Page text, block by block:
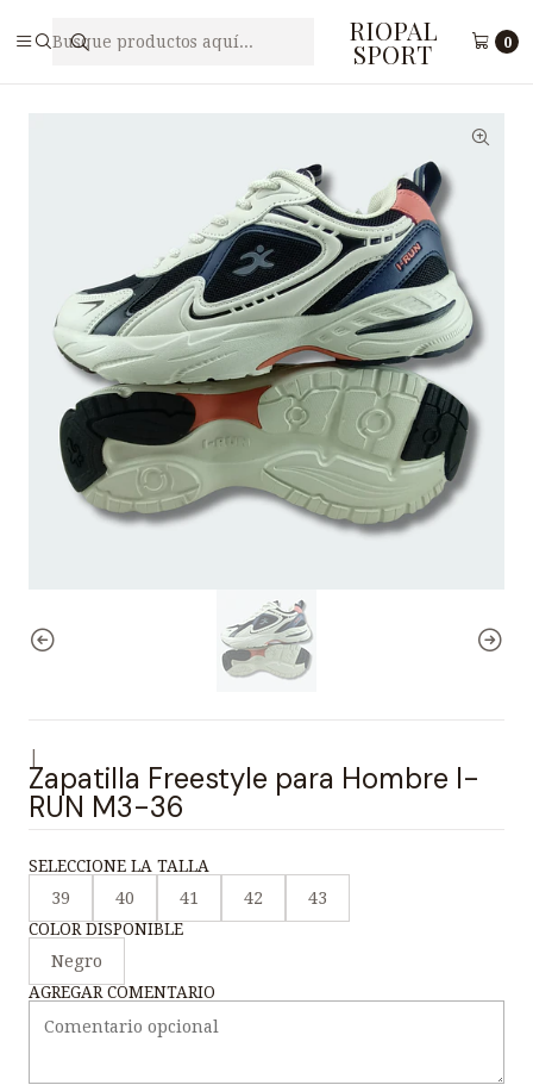
RIOPAL
SPORT 0
Zapatilla Freestyle para Hombre I-RUN M3-36
Zapatilla Freestyle para Hombre I-
RUN M3-36
SELECCIONE LA TALLA
39
40 41 42
43
COLOR DISPONIBLE
Negro
AGREGAR COMENTARIO